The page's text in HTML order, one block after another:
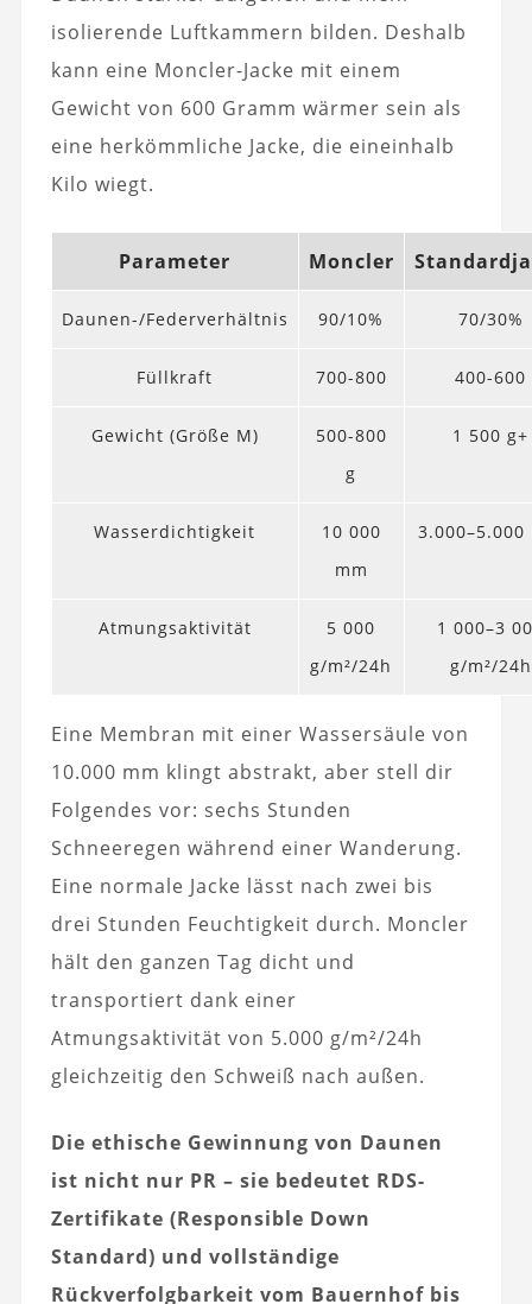
isolierende Luftkammern bilden. Deshalb
kann eine Moncler-Jacke mit einem
Gewicht von 600 Gramm wärmer sein als
eine herkömmliche Jacke, die eineinhalb
Kilo wiegt.
Parameter Moncler
Daunen-/Federverhältnis 90/10% 70/30%
Füllkraft 700-800 400-600
Gewicht (Größe M)
500-800
g
1 500 g+
Wasserdichtigkeit
10 000
mm
3.000–5.000
Atmungsaktivität
5 000
g/m²/24h
1 000–3
g/m²/24h
Eine Membran mit einer Wassersäule von
10.000 mm klingt abstrakt, aber stell dir
Folgendes vor: sechs Stunden
Schneeregen während einer Wanderung.
Eine normale Jacke lässt nach zwei bis
drei Stunden Feuchtigkeit durch. Moncler
hält den ganzen Tag dicht und
transportiert dank einer
Atmungsaktivität von 5.000 g/m²/24h
gleichzeitig den Schweiß nach außen.
Die ethische Gewinnung von Daunen
ist nicht nur PR – sie bedeutet RDS-
Zertifikate (Responsible Down
Standard) und vollständige
Rückverfolgbarkeit vom Bauernhof bis